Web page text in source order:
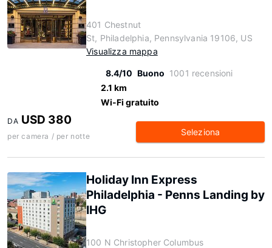
401 Chestnut
St, Philadelphia, Pennsylvania 19106, US
Visualizza mappa
8.4/10 Buono 1001 recensioni
2.1 km
Wi-Fi gratuito
DA USD 380
per camera / per notte Seleziona
Holiday Inn Express
Philadelphia - Penns Landing by
IHG
100 N Christopher Columbus